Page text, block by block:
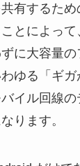
有するた
とによっ
に大容量
ゆる「ギ
イル回線
ります。